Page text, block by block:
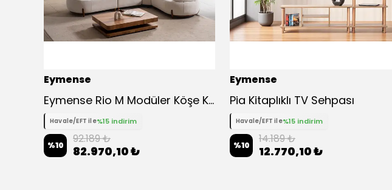
Eymense
Eymense Rio M Modüler Köşe Koltuk Takımı
Havale/EFT ile%15 indirim
%10 92.189 ₺
82.970,10 ₺
Eymense
Pia Kitaplıklı TV Sehpası
Havale/EFT ile%15 indirim
%10 14.189 ₺
12.770,10 ₺